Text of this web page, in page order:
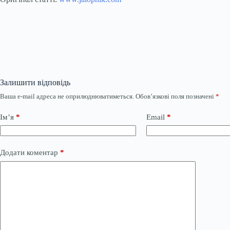
Залишити відповідь
Ваша e-mail адреса не оприлюднюватиметься. Обов’язкові поля позначені *
Ім’я * Email *
Додати коментар *